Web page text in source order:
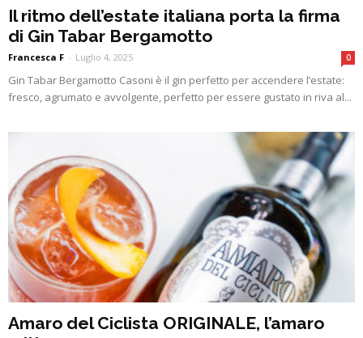
Il ritmo dell’estate italiana porta la firma
di Gin Tabar Bergamotto
Francesca F - Luglio 4, 2025 0
Gin Tabar Bergamotto Casoni è il gin perfetto per accendere l’estate:
fresco, agrumato e avvolgente, perfetto per essere gustato in riva al...
Amaro del Ciclista ORIGINALE, l’amaro